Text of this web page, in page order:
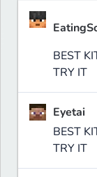
BEST
TRY IT
Eyetai
BEST
TRY IT